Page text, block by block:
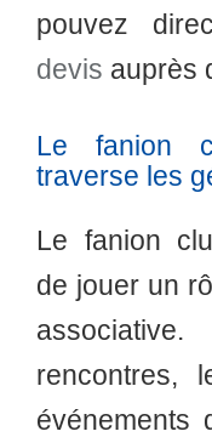
pouvez
devis auprès
Le fanion
traverse les
Le fanion
de jouer un
rencontres,
événements